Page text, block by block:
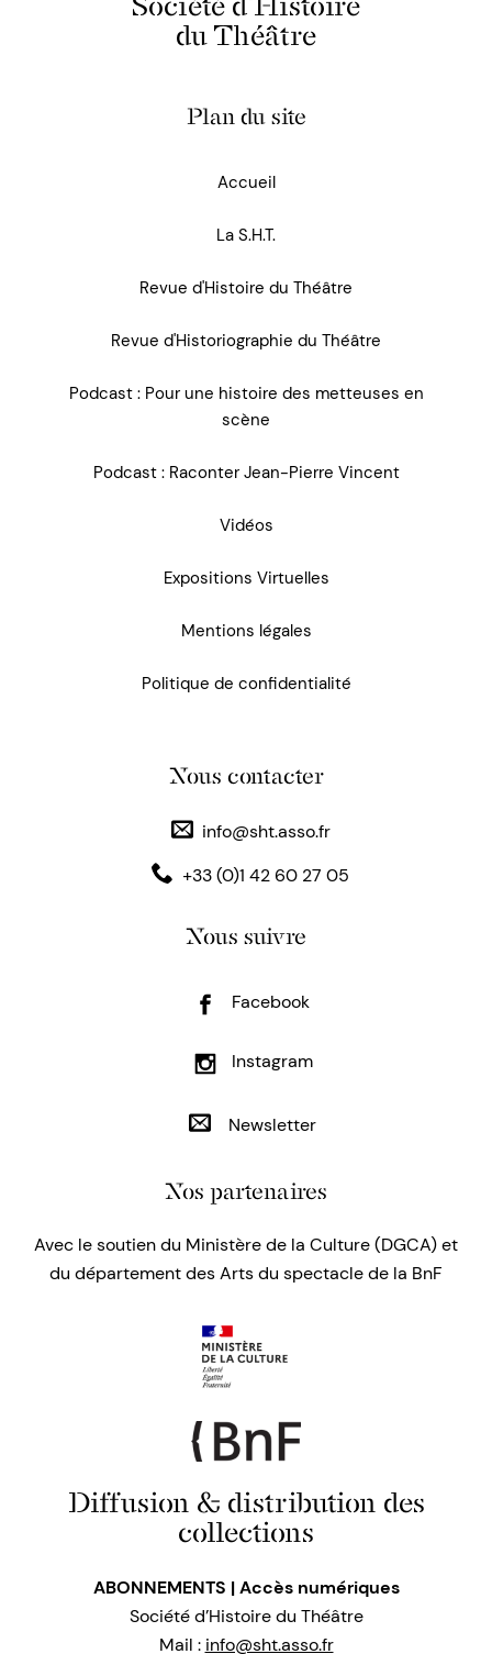
du Théâtre
Plan du site
Accueil
La S.H.T.
Revue d'Histoire du Théâtre
Revue d'Historiographie du Théâtre
Podcast : Pour une histoire des metteuses en
scène
Podcast : Raconter Jean-Pierre Vincent
Vidéos
Expositions Virtuelles
Mentions légales
Politique de confidentialité
Nous contacter
info@sht.asso.fr
+33 (0)1 42 60 27 05
Nous suivre
Facebook
Instagram
Newsletter
Nos partenaires
Avec le soutien du Ministère de la Culture (DGCA) et
du département des Arts du spectacle de la BnF
Diffusion & distribution des
collections
ABONNEMENTS | Accès numériques
Société d’Histoire du Théâtre
Mail : info@sht.asso.fr